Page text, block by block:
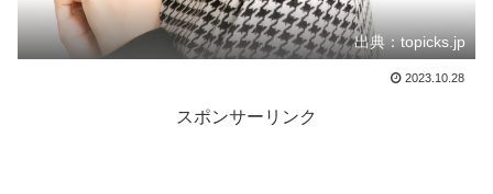
出典：topicks.jp
2023.10.28
スポンサーリンク